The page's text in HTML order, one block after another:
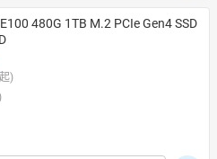
480G 1TB M.2 PCIe Gen4 SSD
)